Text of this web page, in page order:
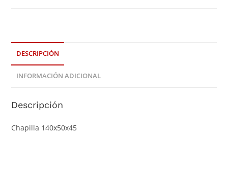
DESCRIPCIÓN
INFORMACIÓN ADICIONAL
Descripción
Chapilla 140x50x45